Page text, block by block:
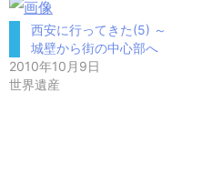
西安に行ってきた(5) ～
城壁から街の中心部へ
2010年10月9日
世界遺産